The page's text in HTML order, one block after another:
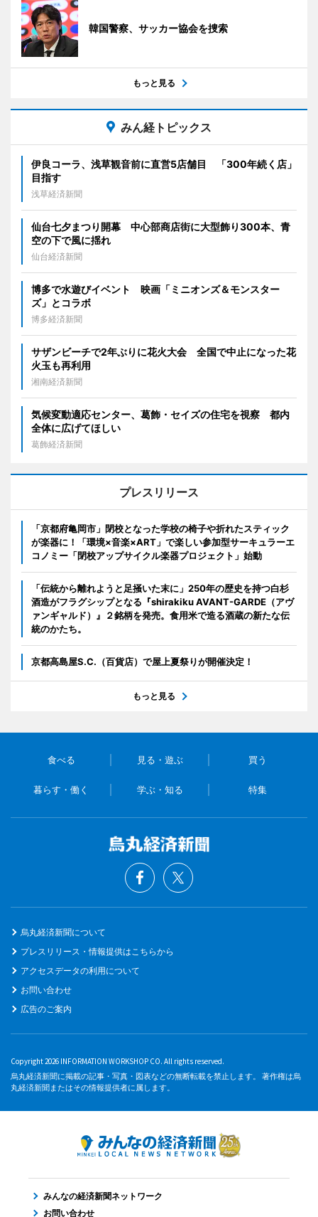
韓国警察、サッカー協会を捜索
もっと見る
みん経トピックス
伊良コーラ、浅草観音前に直営5店舗目 「300年続く店」
目指す
浅草経済新聞
仙台七夕まつり開幕 中心部商店街に大型飾り300本、青
空の下で風に揺れ
仙台経済新聞
博多で水遊びイベント 映画「ミニオンズ＆モンスター
ズ」とコラボ
博多経済新聞
サザンビーチで2年ぶりに花火大会 全国で中止になった花
火玉も再利用
湘南経済新聞
気候変動適応センター、葛飾・セイズの住宅を視察 都内
全体に広げてほしい
葛飾経済新聞
プレスリリース
「京都府亀岡市」閉校となった学校の椅子や折れたスティック
が楽器に！「環境×音楽×ART」で楽しい参加型サーキュラーエ
コノミー「閉校アップサイクル楽器プロジェクト」始動
「伝統から離れようと足掻いた末に」250年の歴史を持つ白杉
酒造がフラグシップとなる『shirakiku AVANT-GARDE（アヴ
ァンギャルド）』２銘柄を発売。食用米で造る酒蔵の新たな伝
統のかたち。
京都高島屋S.C.（百貨店）で屋上夏祭りが開催決定！
もっと見る
食べる 見る・遊ぶ 買う
暮らす・働く 学ぶ・知る 特集
烏丸経済新聞について
プレスリリース・情報提供はこちらから
アクセスデータの利用について
お問い合わせ
広告のご案内
Copyright 2026 INFORMATION WORKSHOP CO. All rights reserved.
烏丸経済新聞に掲載の記事・写真・図表などの無断転載を禁止します。 著作権は烏
丸経済新聞またはその情報提供者に属します。
みんなの経済新聞ネットワーク
お問い合わせ